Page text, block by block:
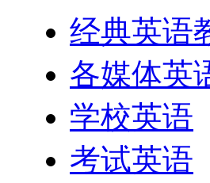
经典英语
各媒体英
学校英语
考试英语